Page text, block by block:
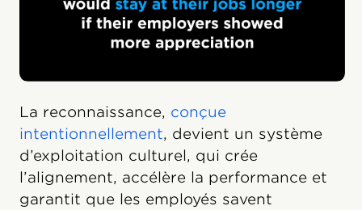
La reconnaissance, conçue
intentionnellement, devient un système
d’exploitation culturel, qui crée
l’alignement, accélère la performance et
garantit que les employés savent